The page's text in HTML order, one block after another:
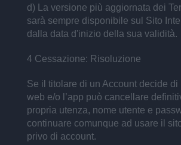
d) La versione più aggiornata dei
sarà sempre disponibile sul Sito
dalla data d'inizio della sua validità.
4 Cessazione: Risoluzione
Se il titolare di un Account decide di
web e/o l’app può cancellare
propria utenza, nome utente e
continuare comunque ad usare il
privo di account.